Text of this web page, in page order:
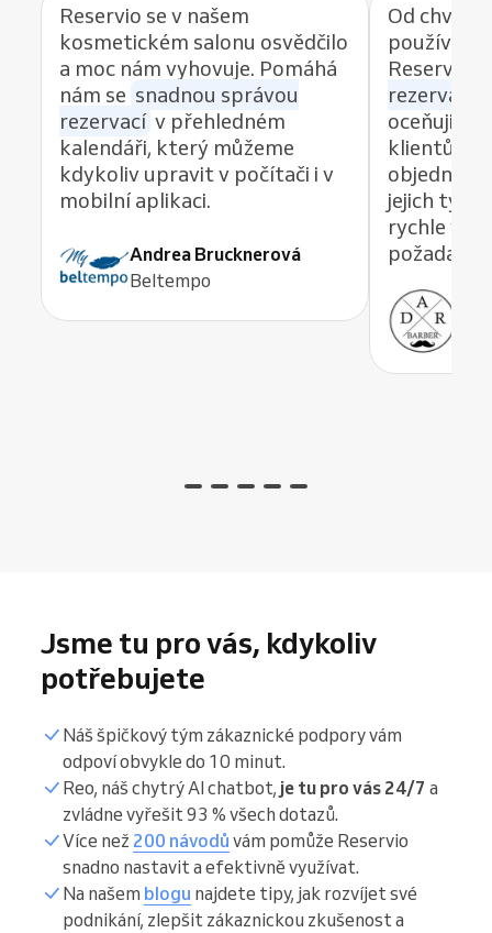
Reservio se v našem
kosmetickém salonu osvědčilo
a moc nám vyhovuje. Pomáhá
nám se snadnou správou
rezervací v přehledném
kalendáři, který můžeme
kdykoliv upravit v počítači i v
mobilní aplikaci.
Andrea Brucknerová
Beltempo
Od chvíle,
používat
Reservio,
rezervací
oceňuji
klientům
jejich tým
rychle
Jsme tu pro vás, kdykoliv
potřebujete
Náš špičkový tým zákaznické podpory vám
odpoví obvykle do 10 minut.
Reo, náš chytrý AI chatbot, je tu pro vás 24/7 a
zvládne vyřešit 93 % všech dotazů.
Více než 200 návodů vám pomůže Reservio
snadno nastavit a efektivně využívat.
Na našem blogu najdete tipy, jak rozvíjet své
podnikání, zlepšit zákaznickou zkušenost a